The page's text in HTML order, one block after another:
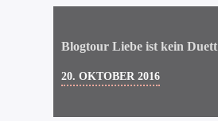
Blogtour Liebe ist kein Duett
20. OKTOBER 2016